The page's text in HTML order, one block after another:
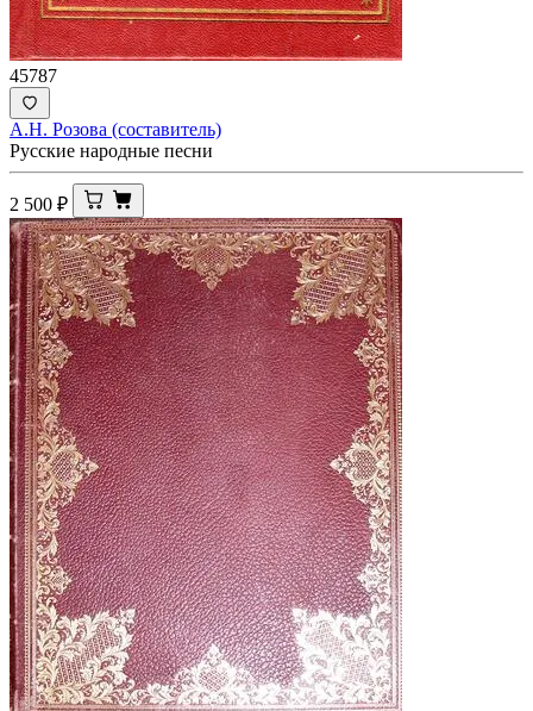
45787
А.Н. Розова (составитель)
Русские народные песни
2 500 ₽